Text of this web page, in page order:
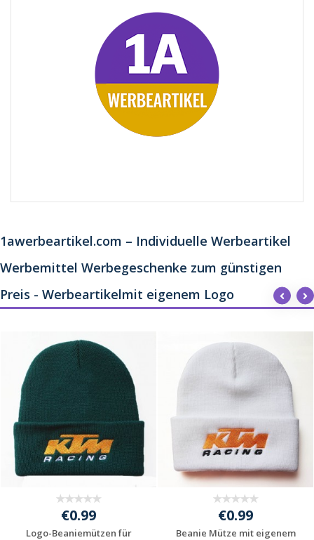
1awerbeartikel.com – Individuelle Werbeartikel
Werbemittel Werbegeschenke zum günstigen
Preis - Werbeartikelmit eigenem Logo
€0.99
Logo-Beaniemützen für
€0.99
Beanie Mütze mit eigenem